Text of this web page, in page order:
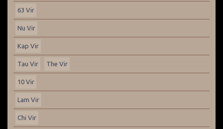
63 Vir
Nu Vir
Kap Vir
Tau Vir The Vir
10 Vir
Lam Vir
Chi Vir